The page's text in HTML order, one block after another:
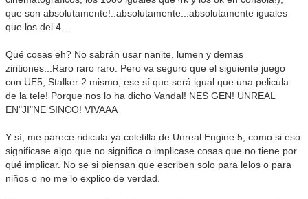
que son absolutamente!..absolutamente...absolutamente iguales
que los del 4...
Qué cosas eh? No sabrán usar nanite, lumen y demas
ziritiones...Raro raro raro. Pero va seguro que el siguiente juego
con UE5, Stalker 2 mismo, ese sí que será igual que una pelicula
de la tele! Porque nos lo ha dicho Vandal! NES GEN! UNREAL
EN"JI"NE SINCO! VIVAAA
Y sí, me parece ridicula ya coletilla de Unreal Engine 5, como si eso
significase algo que no significa o implicase cosas que no tiene por
qué implicar. No se si piensan que escriben solo para lelos o para
niños o no me lo explico de verdad.